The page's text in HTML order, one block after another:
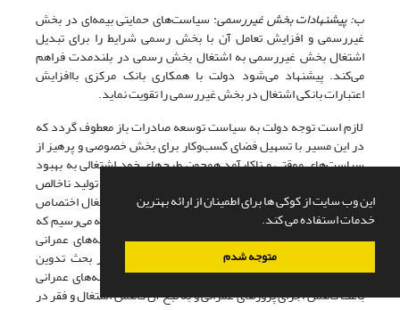
این وب سایت از کوکی ها برای اطمینان از ارائه بهترین
خدمات استفاده می کند.
متوجه شدم
ب: پیشنهادات بخش غیررسمی: سیاست‌های حمایتی بیمه‌ای در بخش
غیررسمی و افزایش تعامل آن با بخش رسمی شرایط را برای تبدیل
اشتغال بخش غیررسمی به اشتغال بخش رسمی در بلندمدت فراهم
می‌کند. پیشنهاد می‌شود دولت با همکاری بانک مرکزی باافزایش
اعتبارات بانکی اشتغال در بخش غیررسمی را تقویت نماید.
لازم است توجه دولت به سیاست توسعه صادرات باز معطوف گردد که
در این مسیر با تسهیل فضای کسب‌وکار برای بخش خصوصی و پرهیز از
سیاست‌های موقتی و ناکارآمد همچون طرح‌های خود اشتغالی به بهبود
اشتغال غیررسمی کمک کند. دولت باید سهم بیش‌تری از تولید ناخالص
داخلی را به ایجاد فرصت‌های شغلی بیش‌تر و افزایش اشتغال اختصاص
دهد. با بررسی آمار هزینه‌های جاری و عمرانی به این نتیجه می‌رسیم که
بودجه هزینه‌های جاری به صورت پایدار از بودجه هزینه‌های عمرانی
بیش‌تر بوده است و سیاست‌گذارن و صاحب نظران در بحث تدوین
بودجه باید به این امر دقت کنند که کاهش بودجه هزینه‌های عمرانی
باعث کاهش اجرای پروژهای عمرانی و به تبع آن کاهش اشتغال و فقر در